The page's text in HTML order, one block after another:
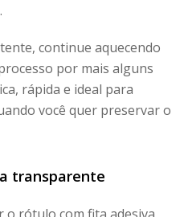
continue aquecendo
por mais alguns
rápida e ideal para
você quer preservar o
transparente